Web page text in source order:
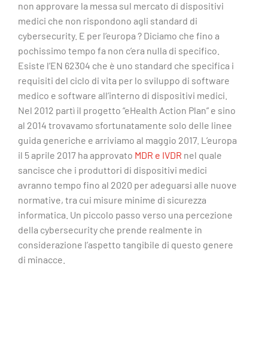
non approvare la messa sul mercato di dispositivi
medici che non rispondono agli standard di
cybersecurity. E per l’europa ? Diciamo che fino a
pochissimo tempo fa non c’era nulla di specifico.
Esiste l’EN 62304 che è uno standard che specifica i
requisiti del ciclo di vita per lo sviluppo di software
medico e software all’interno di dispositivi medici.
Nel 2012 partì il progetto “eHealth Action Plan” e sino
al 2014 trovavamo sfortunatamente solo delle linee
guida generiche e arriviamo al maggio 2017. L’europa
il 5 aprile 2017 ha approvato MDR e IVDR nel quale
sancisce che i produttori di dispositivi medici
avranno tempo fino al 2020 per adeguarsi alle nuove
normative, tra cui misure minime di sicurezza
informatica. Un piccolo passo verso una percezione
della cybersecurity che prende realmente in
considerazione l’aspetto tangibile di questo genere
di minacce.